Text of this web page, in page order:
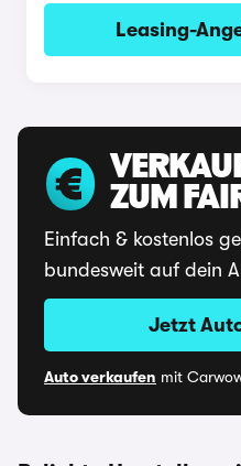
Leasing-
ZUM
Einfach & kostenlos
bundesweit auf dein
Jetzt
Auto verkaufen mit